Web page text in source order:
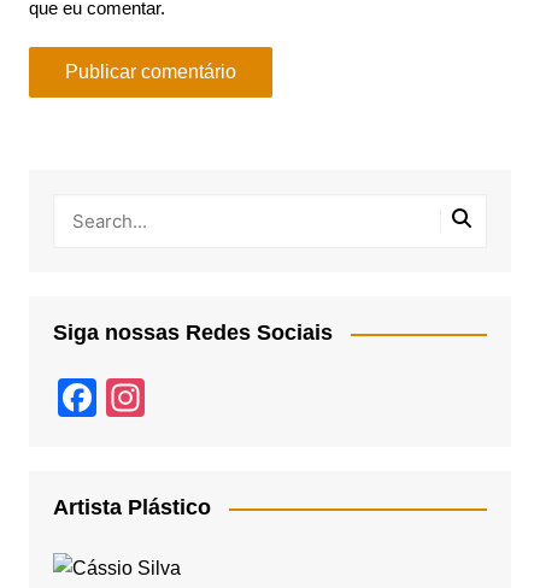
que eu comentar.
Siga nossas Redes Sociais
F
e
b
gr
a
Artista Plástico